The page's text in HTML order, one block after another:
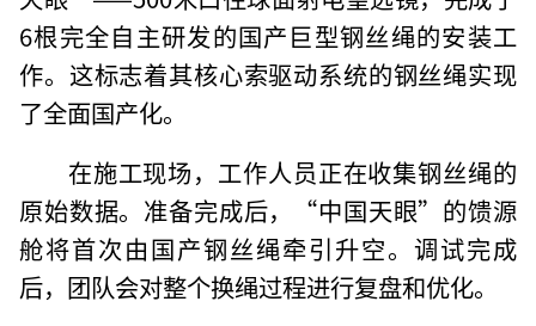
6根完全自主研发的国产巨型钢丝绳的安装工
作。这标志着其核心索驱动系统的钢丝绳实现
了全面国产化。
在施工现场，工作人员正在收集钢丝绳的
原始数据。准备完成后，“中国天眼”的馈源
舱将首次由国产钢丝绳牵引升空。调试完成
后，团队会对整个换绳过程进行复盘和优化。